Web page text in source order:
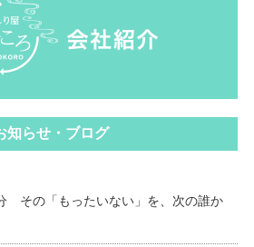
知らせ・ブログ
その「もったいない」を、次の誰か